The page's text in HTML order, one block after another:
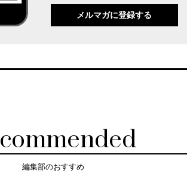
メルマガに登録する
編集部のおすすめ